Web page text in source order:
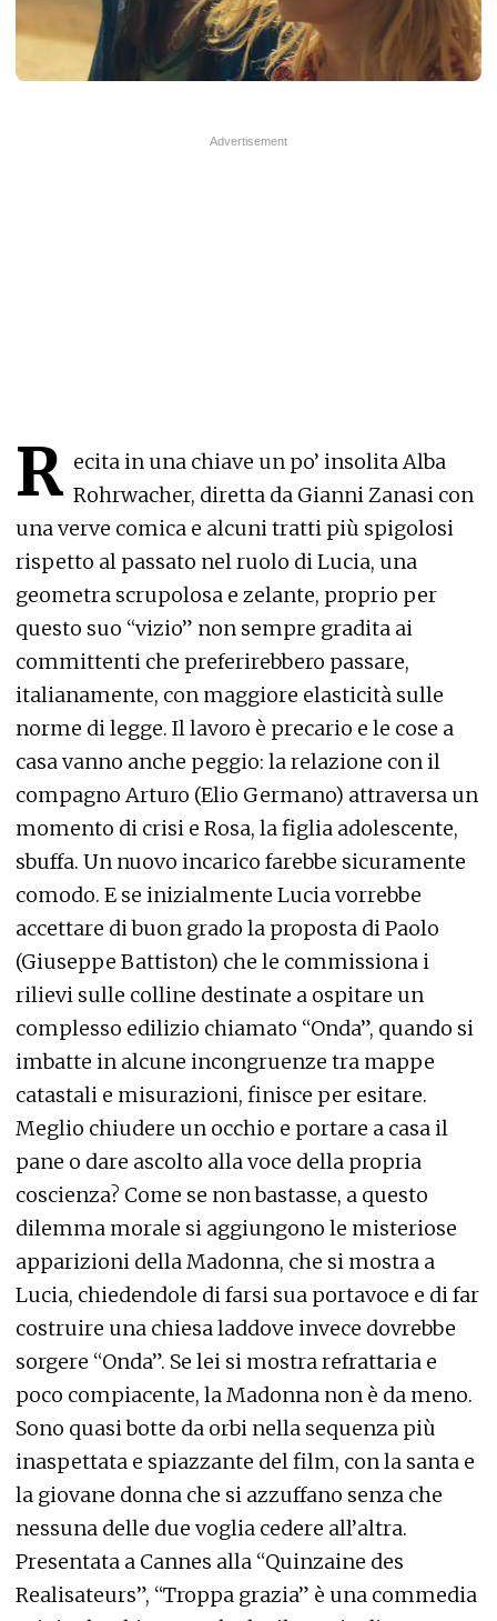
R ecita in una chiave un po’ insolita Alba
Rohrwacher, diretta da Gianni Zanasi con
una verve comica e alcuni tratti più spigolosi
rispetto al passato nel ruolo di Lucia, una
geometra scrupolosa e zelante, proprio per
questo suo “vizio” non sempre gradita ai
committenti che preferirebbero passare,
italianamente, con maggiore elasticità sulle
norme di legge. Il lavoro è precario e le cose a
casa vanno anche peggio: la relazione con il
compagno Arturo (Elio Germano) attraversa un
momento di crisi e Rosa, la figlia adolescente,
sbuffa. Un nuovo incarico farebbe sicuramente
comodo. E se inizialmente Lucia vorrebbe
accettare di buon grado la proposta di Paolo
(Giuseppe Battiston) che le commissiona i
rilievi sulle colline destinate a ospitare un
complesso edilizio chiamato “Onda”, quando si
imbatte in alcune incongruenze tra mappe
catastali e misurazioni, finisce per esitare.
Meglio chiudere un occhio e portare a casa il
pane o dare ascolto alla voce della propria
coscienza? Come se non bastasse, a questo
dilemma morale si aggiungono le misteriose
apparizioni della Madonna, che si mostra a
Lucia, chiedendole di farsi sua portavoce e di far
costruire una chiesa laddove invece dovrebbe
sorgere “Onda”. Se lei si mostra refrattaria e
poco compiacente, la Madonna non è da meno.
Sono quasi botte da orbi nella sequenza più
inaspettata e spiazzante del film, con la santa e
la giovane donna che si azzuffano senza che
nessuna delle due voglia cedere all’altra.
Presentata a Cannes alla “Quinzaine des
Realisateurs”, “Troppa grazia” è una commedia